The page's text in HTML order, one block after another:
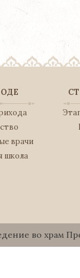
врачи
школа
во храм